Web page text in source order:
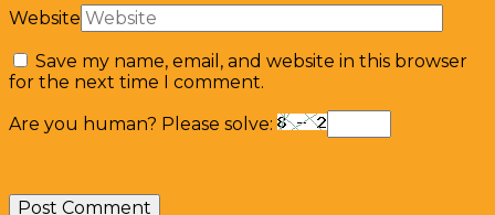
Website
Save my name, email, and website in this browser
for the next time I comment.
Are you human? Please solve: